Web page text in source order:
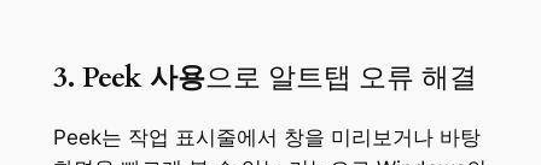
3. Peek 사용으로 알트탭 오류 해결
Peek는 작업 표시줄에서 창을 미리보거나 바탕